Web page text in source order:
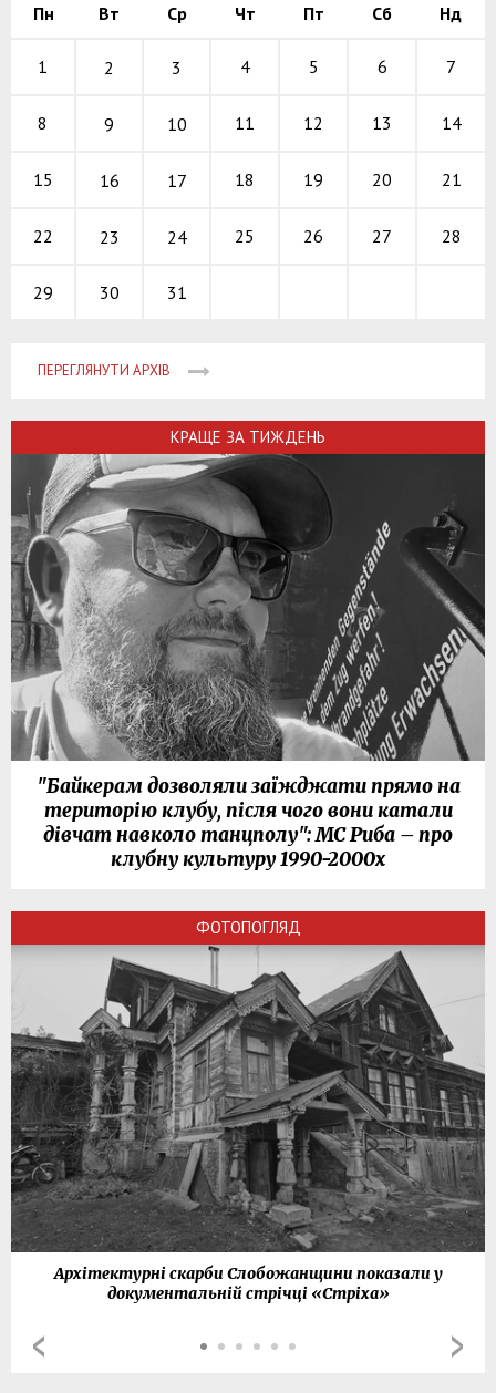
Пн Вт Ср Чт Пт Сб Нд
1 2 3 4 5 6 7
8 9 10 11 12 13 14
15 16 17 18 19 20 21
22 23 24 25 26 27 28
29 30 31
ПЕРЕГЛЯНУТИ АРХІВ
КРАЩЕ ЗА ТИЖДЕНЬ
"Байкерам дозволяли заїжджати прямо на
територію клубу, після чого вони катали
дівчат навколо танцполу": МС Риба – про
клубну культуру 1990-2000х
ФОТОПОГЛЯД
Архітектурні скарби Слобожанщини показали у
документальній стрічці «Стріха»